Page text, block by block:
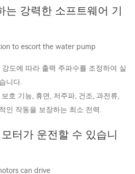
는 강력한 소프트웨어 기
도에 따라 출력 주파수를 조정하여 실
니다.
호 기능, 휴면, 저주파, 건조, 과전류,
인 작동을 보장하는 최소 전력.
터가 운전할 수 있습니